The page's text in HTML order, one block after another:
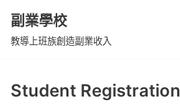
Skip
副業學校
教導上班族創造副業收入
Student Registration